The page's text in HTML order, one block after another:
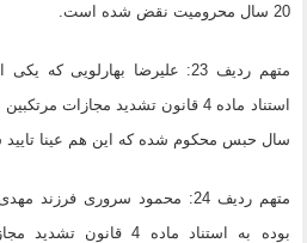
20 سال محرومیت نقض شده است.
متهم ردیف 23: علیرضا بهارلویی
سال حبس محکوم شده که این هم عینا
متهم ردیف 24: محمود سروری
بوده به استناد ماده 4